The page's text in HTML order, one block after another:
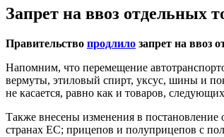
Запрет на ввоз отдельных
Правительство продлило запрет на ввоз
Напомним, что перемещение
вермуты, этиловый спирт, уксус, шины и
не касается, равно как и товаров,
Также внесены изменения в постановление
странах ЕС; прицепов и полуприцепов с